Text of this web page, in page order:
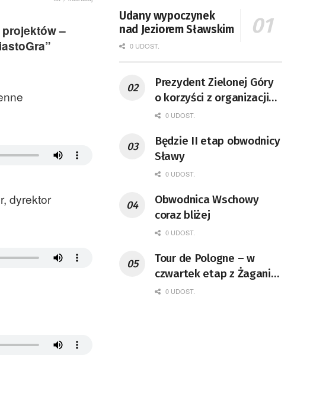
–
dyrektor
Udany wypoczynek
nad Jeziorem Sławskim
0 UDOST.
Prezydent Zielonej Góry
o korzyści z organizacji
mety Tour de Pologne
0 UDOST.
Będzie II etap obwodnicy
Sławy
0 UDOST.
Obwodnica Wschowy
coraz bliżej
0 UDOST.
Tour de Pologne – w
czwartek etap z Żagania
do Karpacza
0 UDOST.